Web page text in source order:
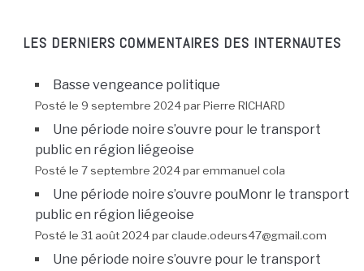
LES DERNIERS COMMENTAIRES DES INTERNAUTES
Basse vengeance politique
Posté le 9 septembre 2024 par Pierre RICHARD
Une période noire s’ouvre pour le transport
public en région liégeoise
Posté le 7 septembre 2024 par emmanuel cola
Une période noire s’ouvre pouMonr le transport
public en région liégeoise
Posté le 31 août 2024 par claude.odeurs47@gmail.com
Une période noire s’ouvre pour le transport